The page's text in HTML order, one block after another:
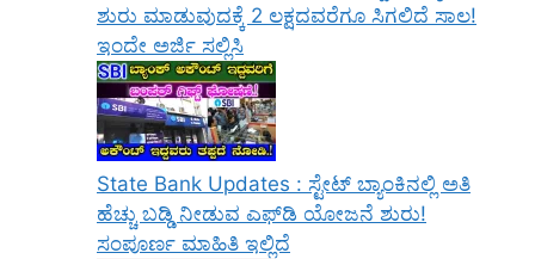
ಶುರು ಮಾಡುವುದಕ್ಕೆ 2 ಲಕ್ಷದವರೆಗೂ ಸಿಗಲಿದೆ ಸಾಲ!
ಇಂದೇ ಅರ್ಜಿ ಸಲ್ಲಿಸಿ
State Bank Updates : ಸ್ಟೇಟ್ ಬ್ಯಾಂಕಿನಲ್ಲಿ ಅತಿ
ಹೆಚ್ಚು ಬಡ್ಡಿ ನೀಡುವ ಎಫ್‌ಡಿ ಯೋಜನೆ ಶುರು!
ಸಂಪೂರ್ಣ ಮಾಹಿತಿ ಇಲ್ಲಿದೆ